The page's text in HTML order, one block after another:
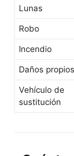
Lunas
Robo
Incendio
Daños propios
Vehículo de
sustitución